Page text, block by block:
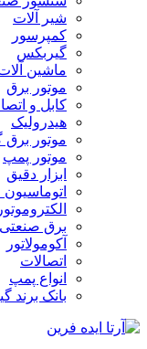
شیر آلات
کمپرسور
گیربکس
ماشین
موتور برق
کابل و
هیدرولیک
موتور برق
موتور پمپ
ابزار دقیق
الکتروموتور
برق صنعتی
آکومولاتور
اتصالات
انواع پمپ
بانک برند